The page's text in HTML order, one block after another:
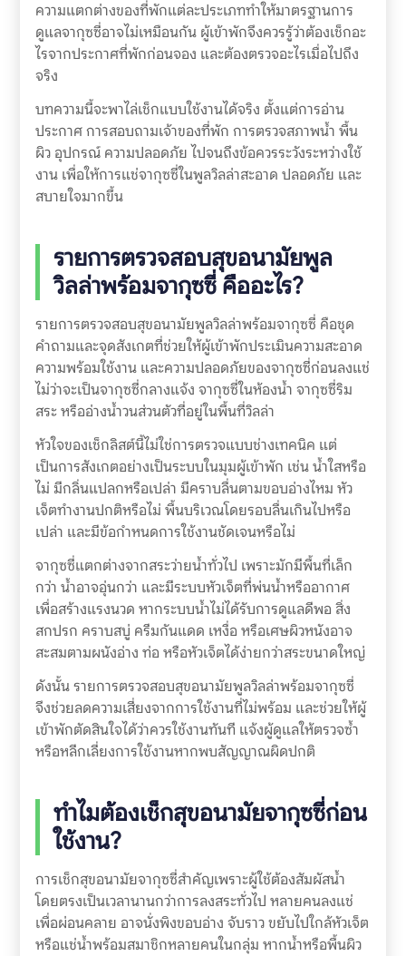
ความแตกต่างของที่พักแต่ละประเภททำให้มาตรฐานการ
ดูแลจากุซซี่อาจไม่เหมือนกัน ผู้เข้าพักจึงควรรู้ว่าต้องเช็กอะ
ไรจากประกาศที่พักก่อนจอง และต้องตรวจอะไรเมื่อไปถึง
จริง
บทความนี้จะพาไล่เช็กแบบใช้งานได้จริง ตั้งแต่การอ่าน
ประกาศ การสอบถามเจ้าของที่พัก การตรวจสภาพน้ำ พื้น
ผิว อุปกรณ์ ความปลอดภัย ไปจนถึงข้อควรระวังระหว่างใช้
งาน เพื่อให้การแช่จากุซซี่ในพูลวิลล่าสะอาด ปลอดภัย และ
สบายใจมากขึ้น
รายการตรวจสอบสุขอนามัยพูล
วิลล่าพร้อมจากุซซี่ คืออะไร?
รายการตรวจสอบสุขอนามัยพูลวิลล่าพร้อมจากุซซี่ คือชุด
คำถามและจุดสังเกตที่ช่วยให้ผู้เข้าพักประเมินความสะอาด
ความพร้อมใช้งาน และความปลอดภัยของจากุซซี่ก่อนลงแช่
ไม่ว่าจะเป็นจากุซซี่กลางแจ้ง จากุซซี่ในห้องน้ำ จากุซซี่ริม
สระ หรืออ่างน้ำวนส่วนตัวที่อยู่ในพื้นที่วิลล่า
หัวใจของเช็กลิสต์นี้ไม่ใช่การตรวจแบบช่างเทคนิค แต่
เป็นการสังเกตอย่างเป็นระบบในมุมผู้เข้าพัก เช่น น้ำใสหรือ
ไม่ มีกลิ่นแปลกหรือเปล่า มีคราบลื่นตามขอบอ่างไหม หัว
เจ็ตทำงานปกติหรือไม่ พื้นบริเวณโดยรอบลื่นเกินไปหรือ
เปล่า และมีข้อกำหนดการใช้งานชัดเจนหรือไม่
จากุซซี่แตกต่างจากสระว่ายน้ำทั่วไป เพราะมักมีพื้นที่เล็ก
กว่า น้ำอาจอุ่นกว่า และมีระบบหัวเจ็ตที่พ่นน้ำหรืออากาศ
เพื่อสร้างแรงนวด หากระบบน้ำไม่ได้รับการดูแลดีพอ สิ่ง
สกปรก คราบสบู่ ครีมกันแดด เหงื่อ หรือเศษผิวหนังอาจ
สะสมตามผนังอ่าง ท่อ หรือหัวเจ็ตได้ง่ายกว่าสระขนาดใหญ่
ดังนั้น รายการตรวจสอบสุขอนามัยพูลวิลล่าพร้อมจากุซซี่
จึงช่วยลดความเสี่ยงจากการใช้งานที่ไม่พร้อม และช่วยให้ผู้
เข้าพักตัดสินใจได้ว่าควรใช้งานทันที แจ้งผู้ดูแลให้ตรวจซ้ำ
หรือหลีกเลี่ยงการใช้งานหากพบสัญญาณผิดปกติ
ทำไมต้องเช็กสุขอนามัยจากุซซี่ก่อน
ใช้งาน?
การเช็กสุขอนามัยจากุซซี่สำคัญเพราะผู้ใช้ต้องสัมผัสน้ำ
โดยตรงเป็นเวลานานกว่าการลงสระทั่วไป หลายคนลงแช่
เพื่อผ่อนคลาย อาจนั่งพิงขอบอ่าง จับราว ขยับไปใกล้หัวเจ็ต
หรือแช่น้ำพร้อมสมาชิกหลายคนในกลุ่ม หากน้ำหรือพื้นผิว